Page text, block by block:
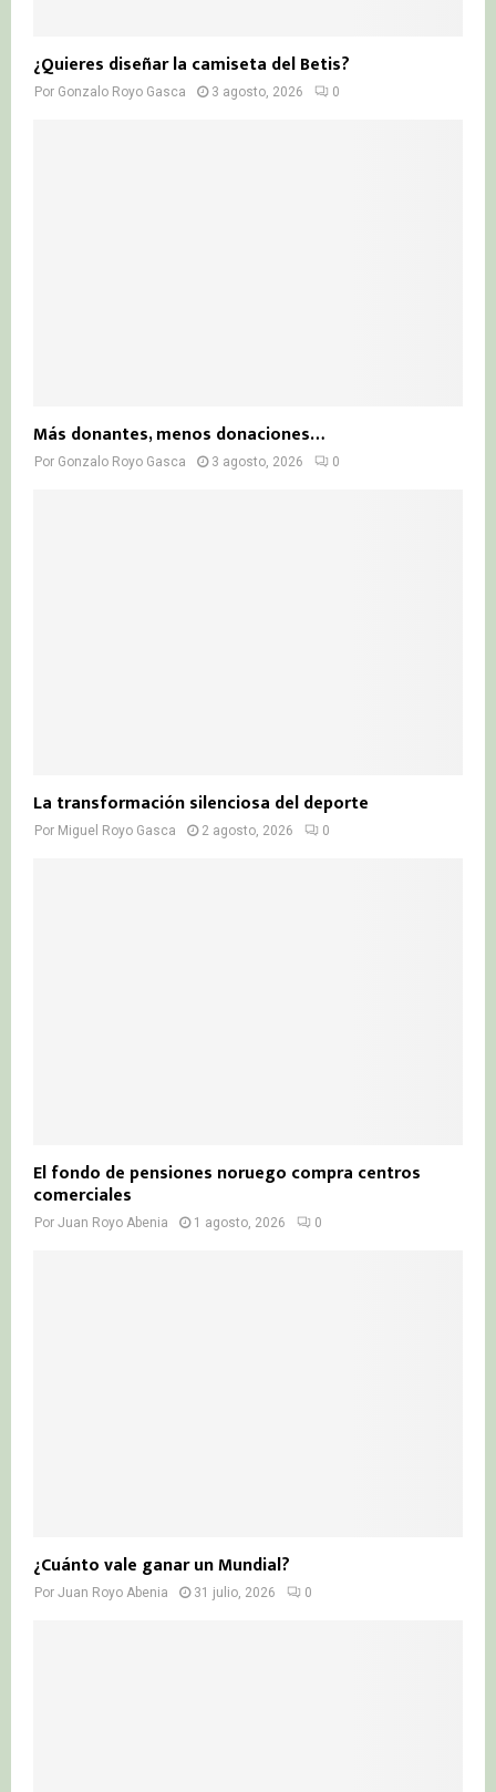
¿Quieres diseñar la camiseta del Betis?
Por Gonzalo Royo Gasca 3 agosto, 2026 0
Más donantes, menos donaciones…
Por Gonzalo Royo Gasca 3 agosto, 2026 0
La transformación silenciosa del deporte
Por Miguel Royo Gasca 2 agosto, 2026 0
El fondo de pensiones noruego compra centros
comerciales
Por Juan Royo Abenia 1 agosto, 2026 0
¿Cuánto vale ganar un Mundial?
Por Juan Royo Abenia 31 julio, 2026 0